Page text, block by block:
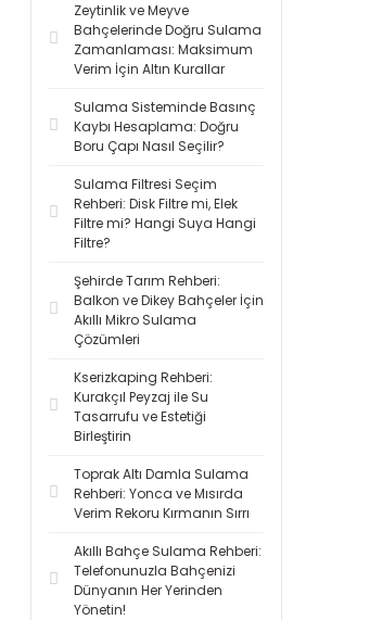
Zeytinlik ve Meyve
Bahçelerinde Doğru Sulama
Zamanlaması: Maksimum
Verim İçin Altın Kurallar
Sulama Sisteminde Basınç
Kaybı Hesaplama: Doğru
Boru Çapı Nasıl Seçilir?
Sulama Filtresi Seçim
Rehberi: Disk Filtre mi, Elek
Filtre mi? Hangi Suya Hangi
Filtre?
Şehirde Tarım Rehberi:
Balkon ve Dikey Bahçeler İçin
Akıllı Mikro Sulama
Çözümleri
Kserizkaping Rehberi:
Kurakçıl Peyzaj ile Su
Tasarrufu ve Estetiği
Birleştirin
Toprak Altı Damla Sulama
Rehberi: Yonca ve Mısırda
Verim Rekoru Kırmanın Sırrı
Akıllı Bahçe Sulama Rehberi:
Telefonunuzla Bahçenizi
Dünyanın Her Yerinden
Yönetin!